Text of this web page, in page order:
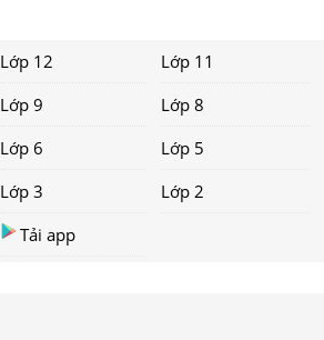
Lớp 12
Lớp 11
Lớp 9
Lớp 8
Lớp 6
Lớp 5
Lớp 3
Lớp 2
Tải app